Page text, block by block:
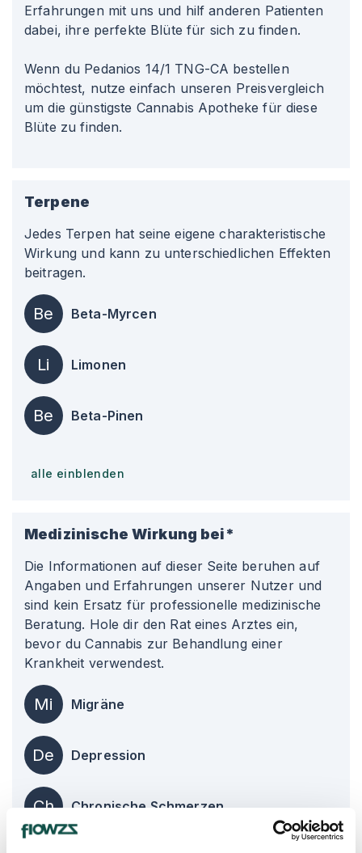
Erfahrungen mit uns und hilf anderen Patienten
dabei, ihre perfekte Blüte für sich zu finden.
Wenn du Pedanios 14/1 TNG-CA bestellen
möchtest, nutze einfach unseren Preisvergleich
um die günstigste Cannabis Apotheke für diese
Blüte zu finden.
Terpene
Jedes Terpen hat seine eigene charakteristische
Wirkung und kann zu unterschiedlichen Effekten
beitragen.
Be Beta-Myrcen
Li Limonen
Be Beta-Pinen
alle einblenden
Medizinische Wirkung bei*
Die Informationen auf dieser Seite beruhen auf
Angaben und Erfahrungen unserer Nutzer und
sind kein Ersatz für professionelle medizinische
Beratung. Hole dir den Rat eines Arztes ein,
bevor du Cannabis zur Behandlung einer
Krankheit verwendest.
Mi Migräne
De Depression
Ch Chronische Schmerzen